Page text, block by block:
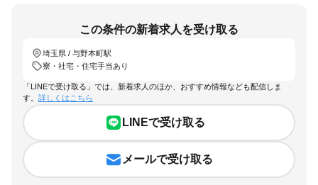
この条件の新着求人を受け取る
埼玉県 / 与野本町駅
寮・社宅・住宅手当あり
「LINEで受け取る」では、新着求人のほか、おすすめ情報なども配信しま
す。 詳しくはこちら
LINEで受け取る
メールで受け取る